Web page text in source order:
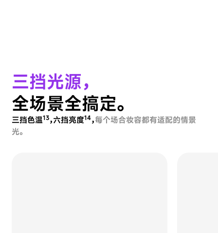
三挡光源，
全场景全搞定。
三挡色温13，六挡亮度14，每个场合妆容都有适配的情景
光。